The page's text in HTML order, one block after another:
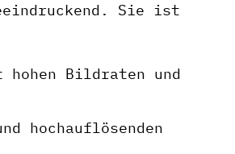
Sie ist
hohen Bildraten und
hochauflösenden